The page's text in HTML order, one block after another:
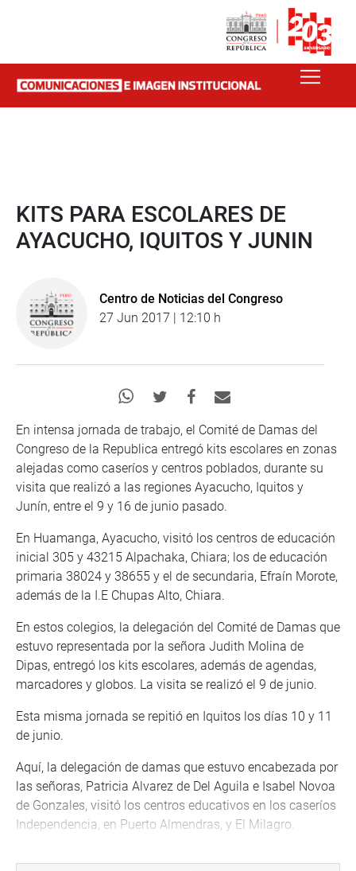
KITS PARA ESCOLARES DE
AYACUCHO, IQUITOS Y JUNIN
Centro de Noticias del Congreso
27 Jun 2017 | 12:10 h
En intensa jornada de trabajo, el Comité de Damas del
Congreso de la Republica entregó kits escolares en zonas
alejadas como caseríos y centros poblados, durante su
visita que realizó a las regiones Ayacucho, Iquitos y
Junín, entre el 9 y 16 de junio pasado.
En Huamanga, Ayacucho, visitó los centros de educación
inicial 305 y 43215 Alpachaka, Chiara; los de educación
primaria 38024 y 38655 y el de secundaria, Efraín Morote,
además de la I.E Chupas Alto, Chiara.
En estos colegios, la delegación del Comité de Damas que
estuvo representada por la señora Judith Molina de
Dipas, entregó los kits escolares, además de agendas,
marcadores y globos. La visita se realizó el 9 de junio.
Esta misma jornada se repitió en Iquitos los días 10 y 11
de junio.
Aquí, la delegación de damas que estuvo encabezada por
las señoras, Patricia Alvarez de Del Aguila e Isabel Novoa
de Gonzales, visitó los centros educativos en los caseríos
Independencia, en Puerto Almendras, y El Milagro.